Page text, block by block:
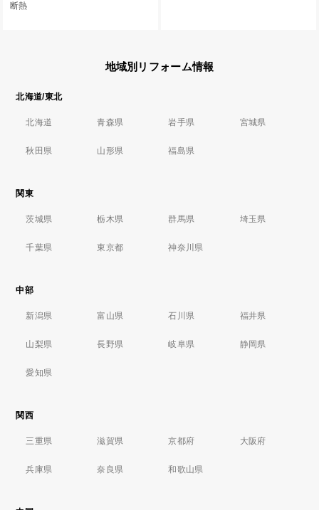
断熱
地域別リフォーム情報
北海道/東北
北海道 青森県 岩手県 宮城県
秋田県 山形県 福島県
関東
茨城県 栃木県 群馬県 埼玉県
千葉県 東京都 神奈川県
中部
新潟県 富山県 石川県 福井県
山梨県 長野県 岐阜県 静岡県
愛知県
関西
三重県 滋賀県 京都府 大阪府
兵庫県 奈良県 和歌山県